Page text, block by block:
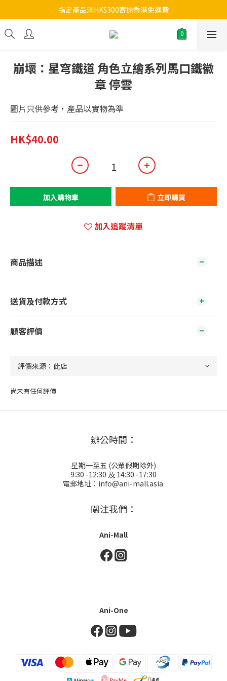
指定產品滿HK$300寄送香港免運費
崩壞：星穹鐵道 角色立繪系列馬口鐵徽
章 停雲
圖片只供參考，產品以實物為準
HK$40.00
加入購物車 立即購買
加入追蹤清單
商品描述
送貨及付款方式
顧客評價
尚未有任何評價
辦公時間：
星期一至五 (公眾假期除外)
9:30 -12:30 及 14:30 -17:30
電郵地址：info@ani-mall.asia
關注我們：
Ani-Mall
Ani-One